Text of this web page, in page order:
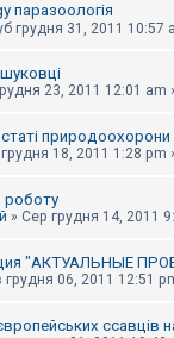
паразоологія
грудня 31, 2011 10:57
23, 2011 12:01 am
природоохорони
18, 2011 1:28 pm
роботу
» Сер грудня 14, 2011
"АКТУАЛЬНЫЕ
грудня 06, 2011 12:51
ссавців